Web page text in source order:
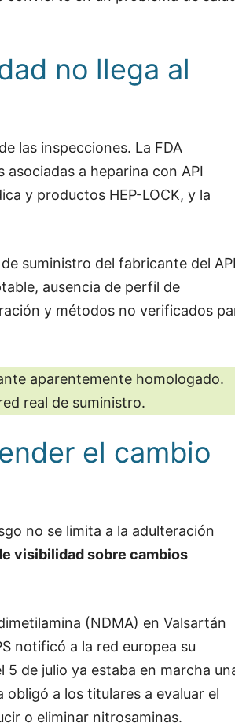
no llega al
las inspecciones. La FDA
a heparina con API
y productos HEP-LOCK, y la
suministro del fabricante del
ausencia de perfil de
y métodos no verificados
aparentemente homologado.
real de suministro.
el cambio
no se limita a la adulteración
visibilidad sobre cambios
(NDMA) en Valsartán
notificó a la red europea su
de julio ya estaba en marcha
obligó a los titulares a evaluar el
o eliminar nitrosaminas.